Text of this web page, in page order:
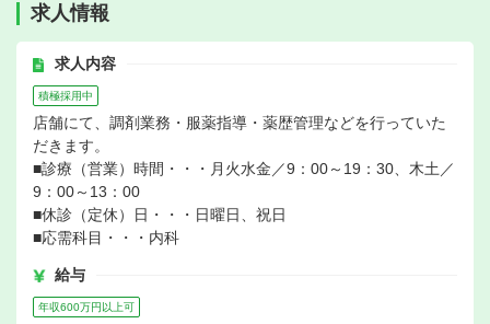
求人情報
求人内容
積極採用中
店舗にて、調剤業務・服薬指導・薬歴管理などを行っていた
だきます。
■診療（営業）時間・・・月火水金／9：00～19：30、木土／
9：00～13：00
■休診（定休）日・・・日曜日、祝日
■応需科目・・・内科
給与
年収600万円以上可